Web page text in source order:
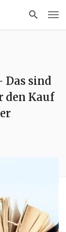
sind
den Kauf